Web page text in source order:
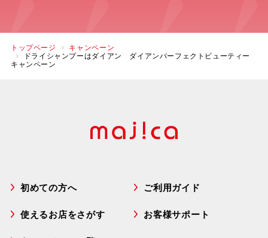
トップページ
キャンペーン
ドライシャンプーはダイアン ダイアンパーフェクトビューティー
キャンペーン
初めての方へ ご利用ガイド
使えるお店をさがす お客様サポート